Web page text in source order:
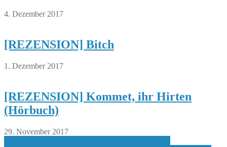
4. Dezember 2017
[REZENSION] Bitch
1. Dezember 2017
[REZENSION] Kommet, ihr Hirten
(Hörbuch)
29. November 2017